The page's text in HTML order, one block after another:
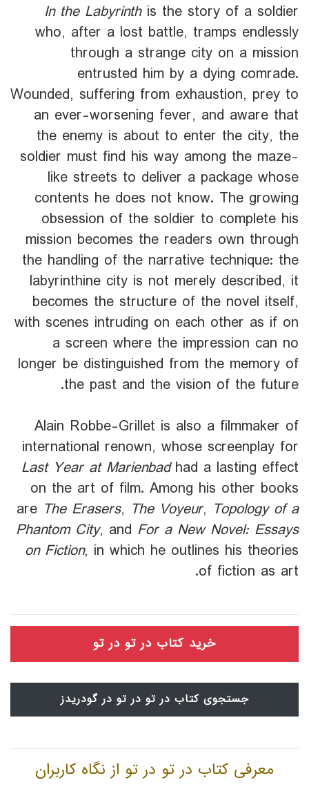
In the Labyrinthis the story of a soldier
who, after a lost battle, tramps endlessly
through a strange city on a mission
entrusted him by a dying comrade.
Wounded, suffering from exhaustion, prey to
an ever-worsening fever, and aware that
the enemy is about to enter the city, the
soldier must find his way among the maze-
like streets to deliver a package whose
contents he does not know. The growing
obsession of the soldier to complete his
mission becomes the readers own through
the handling of the narrative technique: the
labyrinthine city is not merely described, it
becomes the structure of the novel itself,
with scenes intruding on each other as if on
a screen where the impression can no
longer be distinguished from the memory of
the past and the vision of the future.
Alain Robbe-Grillet is also a filmmaker of
international renown, whose screenplay for
Last Year at Marienbadhad a lasting effect
on the art of film. Among his other books
are The Erasers, The Voyeur, Topology of a
Phantom City, and For a New Novel: Essays
on Fiction, in which he outlines his theories
of fiction as art.
خرید کتاب در تو در تو
جستجوی کتاب در تو در تو در گودریدز
معرفی کتاب در تو در تو از نگاه کاربران